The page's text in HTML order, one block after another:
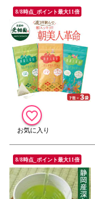
8/8時点_ポイント最大11倍
8/8時点_ポイント最大11倍